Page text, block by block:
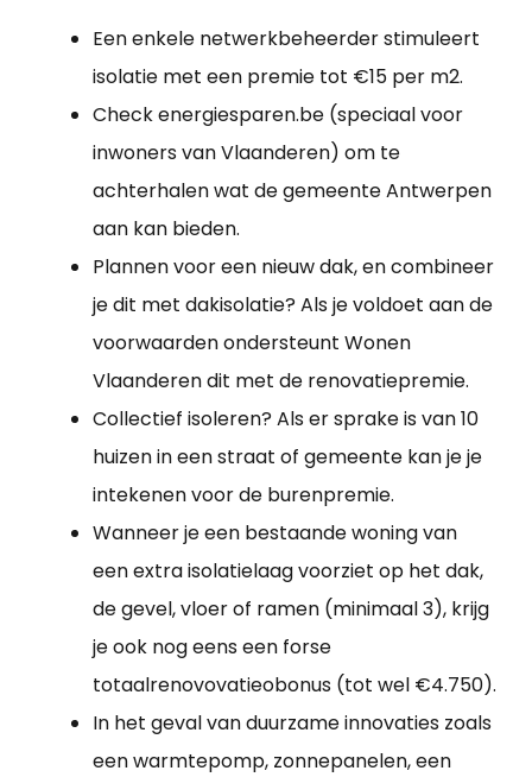
Een enkele netwerkbeheerder stimuleert
isolatie met een premie tot €15 per m2.
Check energiesparen.be (speciaal voor
inwoners van Vlaanderen) om te
achterhalen wat de gemeente Antwerpen
aan kan bieden.
Plannen voor een nieuw dak, en combineer
je dit met dakisolatie? Als je voldoet aan de
voorwaarden ondersteunt Wonen
Vlaanderen dit met de renovatiepremie.
Collectief isoleren? Als er sprake is van 10
huizen in een straat of gemeente kan je je
intekenen voor de burenpremie.
Wanneer je een bestaande woning van
een extra isolatielaag voorziet op het dak,
de gevel, vloer of ramen (minimaal 3), krijg
je ook nog eens een forse
totaalrenovovatieobonus (tot wel €4.750).
In het geval van duurzame innovaties zoals
een warmtepomp, zonnepanelen, een